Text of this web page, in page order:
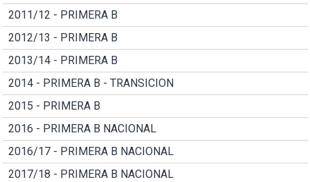
2011/12 - PRIMERA B
2012/13 - PRIMERA B
2013/14 - PRIMERA B
2014 - PRIMERA B - TRANSICION
2015 - PRIMERA B
2016 - PRIMERA B NACIONAL
2016/17 - PRIMERA B NACIONAL
2017/18 - PRIMERA B NACIONAL